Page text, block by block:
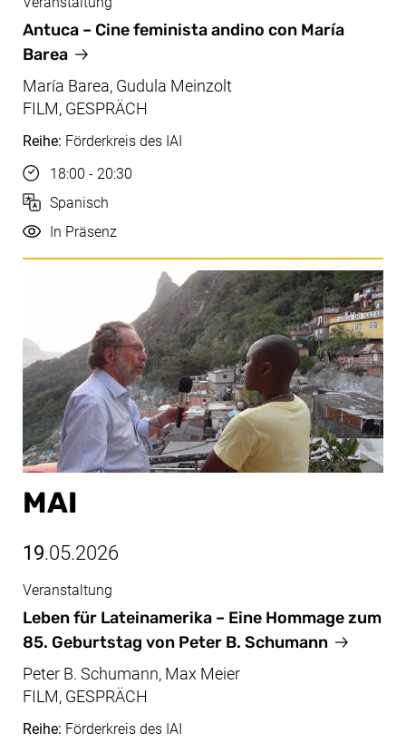
Mai, 29.05.2026
Antuca – Cine feminista andino con María
Barea
María Barea, Gudula Meinzolt
FILM, GESPRÄCH
Reihe: Förderkreis des IAI
Uhrzeit
18:00 - 20:30
Sprache
Spanisch
Durchführung
In Präsenz
MAI
19.05.2026
Mai, 19.05.2026
Leben für Lateinamerika – Eine Hommage zum
85. Geburtstag von Peter B. Schumann
Veranstaltung
Peter B. Schumann, Max Meier
FILM, GESPRÄCH
Reihe: Förderkreis des IAI